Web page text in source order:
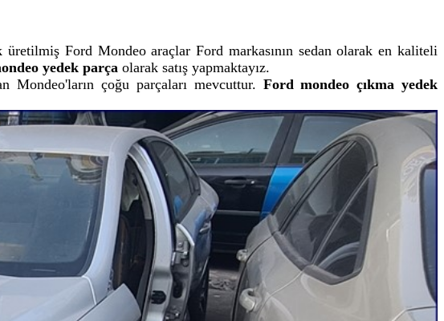
Ford Mondeo araçlar Ford markasının sedan olarak en kaliteli
yedek parça olarak satış yapmaktayız.
çoğu parçaları mevcuttur. Ford mondeo çıkma yedek